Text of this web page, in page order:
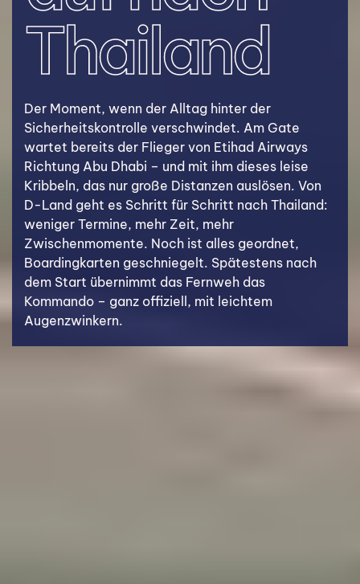
Thailand
Der Moment, wenn der Alltag hinter der
Sicherheitskontrolle verschwindet. Am Gate
wartet bereits der Flieger von Etihad Airways
Richtung Abu Dhabi – und mit ihm dieses leise
Kribbeln, das nur große Distanzen auslösen. Von
D-Land geht es Schritt für Schritt nach Thailand:
weniger Termine, mehr Zeit, mehr
Zwischenmomente. Noch ist alles geordnet,
Boardingkarten geschniegelt. Spätestens nach
dem Start übernimmt das Fernweh das
Kommando – ganz offiziell, mit leichtem
Augenzwinkern.